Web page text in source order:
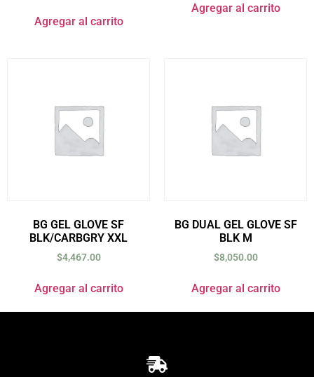
Agregar al carrito
Agregar al carrito
BG GEL GLOVE SF
BLK/CARBGRY XXL
$4,467.00
Agregar al carrito
BG DUAL GEL GLOVE SF
BLK M
$8,050.00
Agregar al carrito